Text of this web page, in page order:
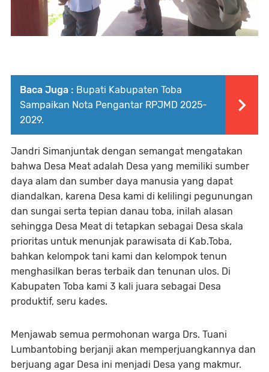
Baca Juga : Bupati Kabupaten Toba
Sampaikan Nota Pengantar RPJMD 2025-
2029.
Jandri Simanjuntak dengan semangat mengatakan
bahwa Desa Meat adalah Desa yang memiliki sumber
daya alam dan sumber daya manusia yang dapat
diandalkan, karena Desa kami di kelilingi pegunungan
dan sungai serta tepian danau toba, inilah alasan
sehingga Desa Meat di tetapkan sebagai Desa skala
prioritas untuk menunjak parawisata di Kab.Toba,
bahkan kelompok tani kami dan kelompok tenun
menghasilkan beras terbaik dan tenunan ulos. Di
Kabupaten Toba kami 3 kali juara sebagai Desa
produktif, seru kades.
Menjawab semua permohonan warga Drs. Tuani
Lumbantobing berjanji akan memperjuangkannya dan
berjuang agar Desa ini menjadi Desa yang makmur.